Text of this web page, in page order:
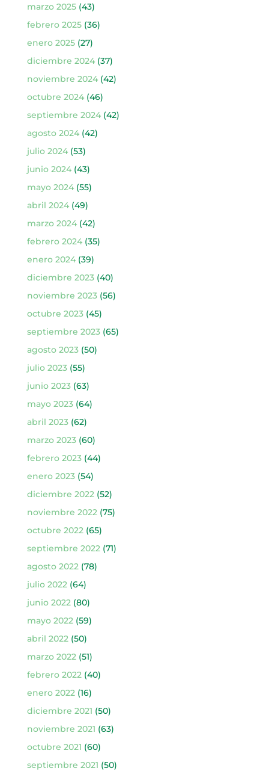
marzo 2025(43)
febrero 2025(36)
enero 2025(27)
diciembre 2024(37)
noviembre 2024(42)
octubre 2024(46)
septiembre 2024(42)
agosto 2024(42)
julio 2024(53)
junio 2024(43)
mayo 2024(55)
abril 2024(49)
marzo 2024(42)
febrero 2024(35)
enero 2024(39)
diciembre 2023(40)
noviembre 2023(56)
octubre 2023(45)
septiembre 2023(65)
agosto 2023(50)
julio 2023(55)
junio 2023(63)
mayo 2023(64)
abril 2023(62)
marzo 2023(60)
febrero 2023(44)
enero 2023(54)
diciembre 2022(52)
noviembre 2022(75)
octubre 2022(65)
septiembre 2022(71)
agosto 2022(78)
julio 2022(64)
junio 2022(80)
mayo 2022(59)
abril 2022(50)
marzo 2022(51)
febrero 2022(40)
enero 2022(16)
diciembre 2021 (50)
noviembre 2021 (63)
octubre 2021 (60)
septiembre 2021 (50)